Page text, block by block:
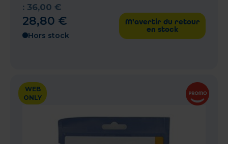
: 36,00 €
28,80 €
Hors stock
M'avertir du retour
en stock
WEB
ONLY